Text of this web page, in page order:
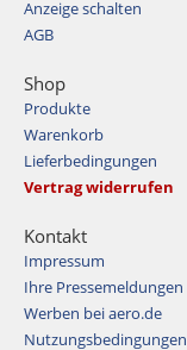
Anzeige schalten
AGB
Shop
Produkte
Warenkorb
Lieferbedingungen
Vertrag widerrufen
Kontakt
Impressum
Ihre Pressemeldungen
Werben bei aero.de
Nutzungsbedingungen